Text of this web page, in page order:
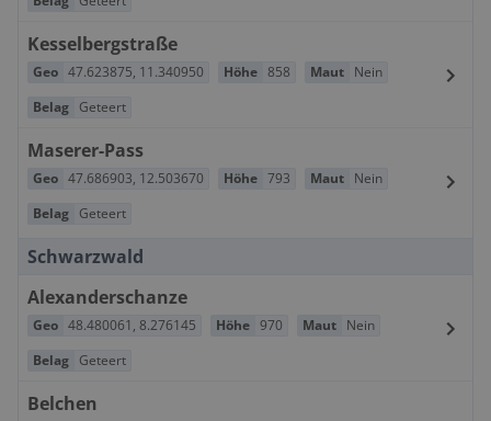
Kesselbergstraße
Geo 47.623875, 11.340950 Höhe 858 Maut Nein
Belag Geteert
Maserer-Pass
Geo 47.686903, 12.503670 Höhe 793 Maut Nein
Belag Geteert
Schwarzwald
Alexanderschanze
Geo 48.480061 , 8.276145 Höhe 970 Maut Nein
Belag Geteert
Belchen